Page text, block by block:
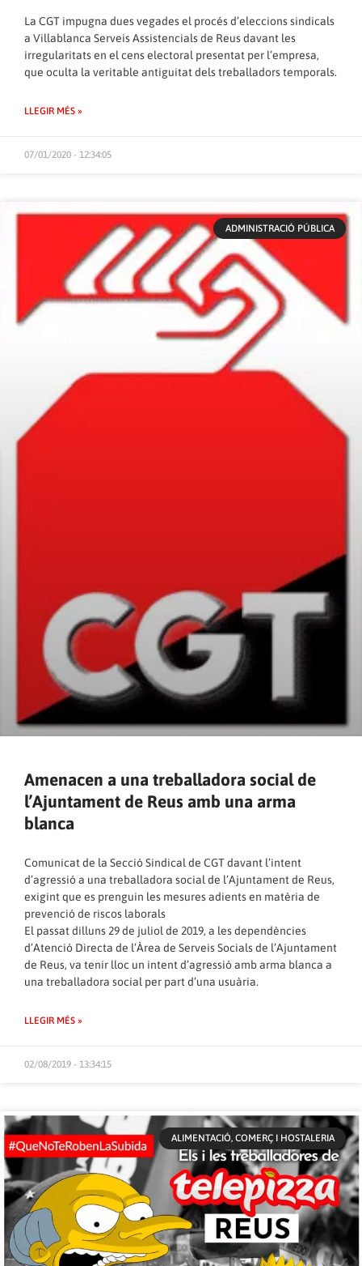
La CGT impugna dues vegades el procés d’eleccions sindicals
a Villablanca Serveis Assistencials de Reus davant les
irregularitats en el cens electoral presentat per l’empresa,
que oculta la veritable antiguitat dels treballadors temporals.
LLEGIR MÉS »
07/01/2020 - 12:34:05
ADMINISTRACIÓ PÚBLICA
Amenacen a una treballadora social de
l’Ajuntament de Reus amb una arma
blanca
Comunicat de la Secció Sindical de CGT davant l’intent
d’agressió a una treballadora social de l’Ajuntament de Reus,
exigint que es prenguin les mesures adients en matèria de
prevenció de riscos laborals
El passat dilluns 29 de juliol de 2019, a les dependències
d’Atenció Directa de l’Àrea de Serveis Socials de l’Ajuntament
de Reus, va tenir lloc un intent d’agressió amb arma blanca a
una treballadora social per part d’una usuària.
LLEGIR MÉS »
02/08/2019 - 13:34:15
ALIMENTACIÓ, COMERÇ I HOSTALERIA